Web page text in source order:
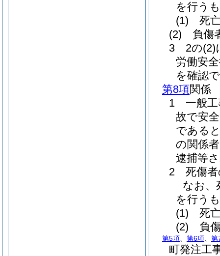
を行う
(1) 死
(2) 負傷
3 2の(2)
労働安
を確認
第8項関係
1 一般工
故で安
である
の関係
逮捕等
2 死傷者
なお、
を行う
(1) 死
(2) 負
第5項 第6項 第
町発注工